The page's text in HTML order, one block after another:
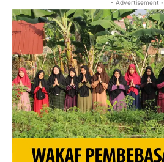
- Advertisement -